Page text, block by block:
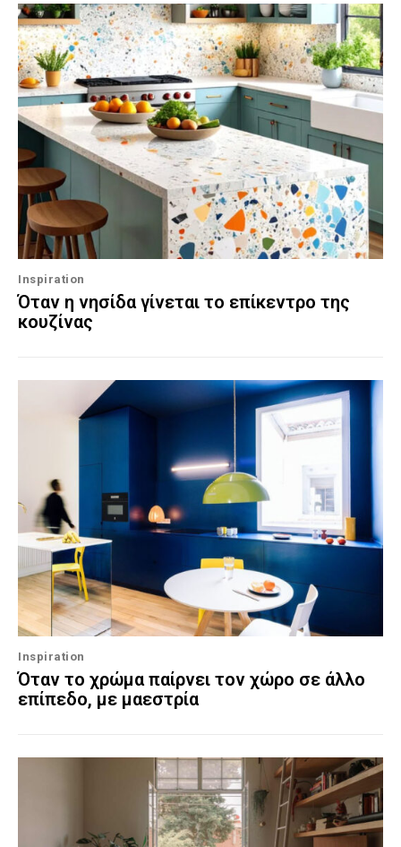
Inspiration
Όταν η νησίδα γίνεται το επίκεντρο της
κουζίνας
Inspiration
Όταν το χρώμα παίρνει τον χώρο σε άλλο
επίπεδο, με μαεστρία